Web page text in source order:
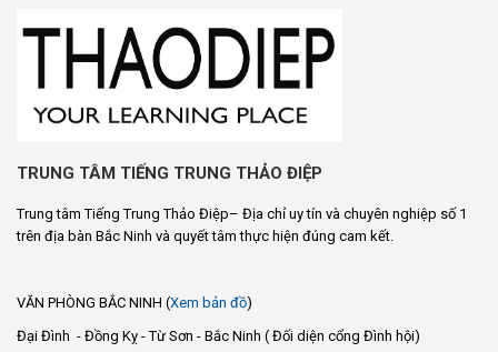
TRUNG TÂM TIẾNG TRUNG THẢO ĐIỆP
Trung tâm Tiếng Trung Thảo Điệp– Địa chỉ uy tín và chuyên nghiệp số 1
trên địa bàn Bắc Ninh và quyết tâm thực hiện đúng cam kết.
VĂN PHÒNG BẮC NINH (Xem bản đồ)
Đại Đình - Đồng Kỵ - Từ Sơn - Bắc Ninh ( Đối diện cổng Đình hội)